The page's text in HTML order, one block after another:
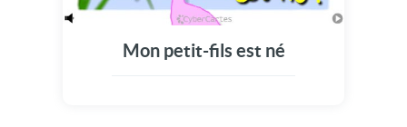
Mon petit-fils est né